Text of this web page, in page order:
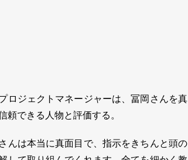
ロジェクトマネージャーは、冨岡さんを真
頼できる人物と評価する。
さんは本当に真面目で、指示をきちんと頭の